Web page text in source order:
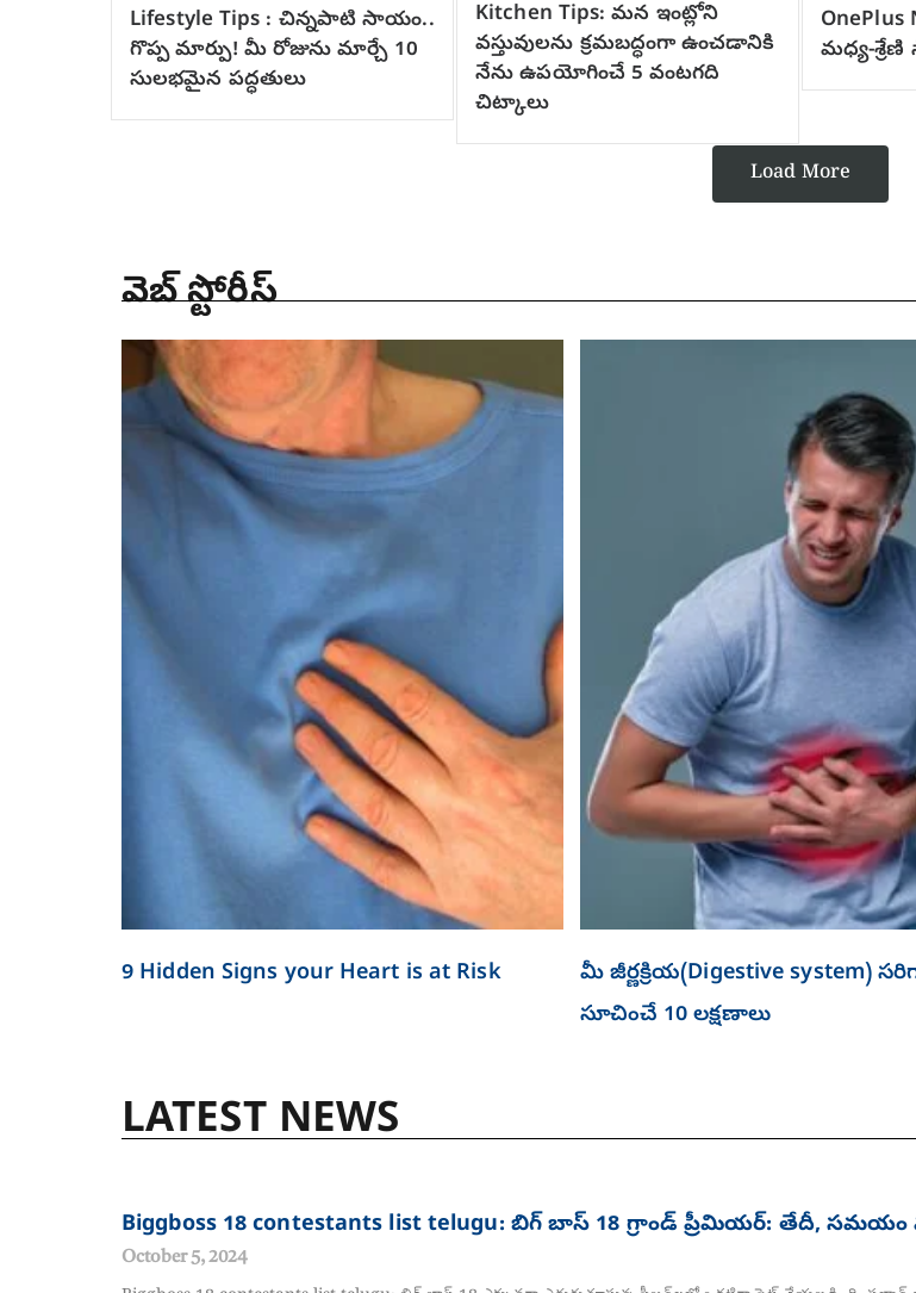
Lifestyle Tips : చిన్నపాటి సాయం..
గొప్ప మార్పు! మీ రోజును మార్చే 10
సులభమైన పద్ధతులు
Kitchen Tips: మన ఇంట్లోని
వస్తువులను క్రమబద్ధంగా ఉంచడానికి
నేను ఉపయోగించే 5 వంటగది
చిట్కాలు
OnePlus
మధ్య-శ్రేణి
Load More
వెబ్ స్టోరీస్
9 Hidden Signs your Heart is at Risk
మీ జీర్ణక్రియ(Digestive system)
సూచించే 10 లక్షణాలు
LATEST NEWS
Biggboss 18 contestants list telugu: బిగ్ బాస్ 18 గ్రాండ్ ప్రీమియర్: తేదీ,
October 5, 2024
PagePagePagePagePage